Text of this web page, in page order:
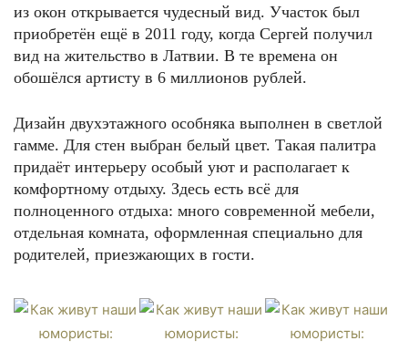
из окон открывается чудесный вид. Участок был
приобретён ещё в 2011 году, когда Сергей получил
вид на жительство в Латвии. В те времена он
обошёлся артисту в 6 миллионов рублей.
Дизайн двухэтажного особняка выполнен в светлой
гамме. Для стен выбран белый цвет. Такая палитра
придаёт интерьеру особый уют и располагает к
комфортному отдыху. Здесь есть всё для
полноценного отдыха: много современной мебели,
отдельная комната, оформленная специально для
родителей, приезжающих в гости.